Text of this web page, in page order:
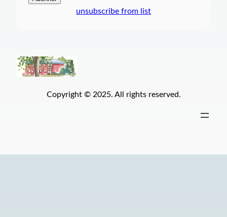
unsubscribe from list
Copyright © 2025. All rights reserved.